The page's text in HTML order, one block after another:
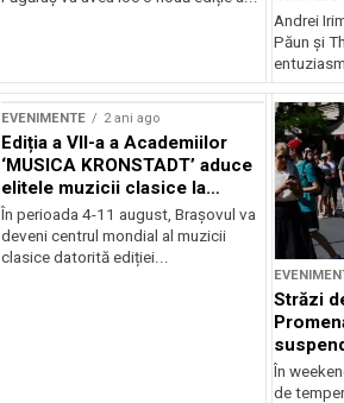
Andrei
Păun și
EVENIMENTE 2 ani ago
Ediția a VII-a a Academiilor
‘MUSICA KRONSTADT’ aduce
elitele muzicii clasice la
Brașov
În perioada 4-11 august, Brașovul va
deveni centrul mondial al muzicii
clasice datorită ediției...
Străzi
În
de